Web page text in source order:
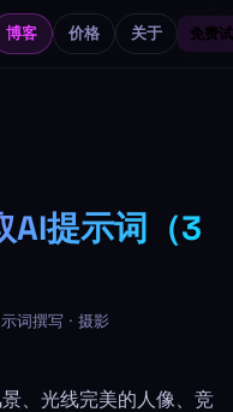
博客 价格 关于 免费
AI提示词（3
词撰写 · 摄影
、光线完美的人像、竞